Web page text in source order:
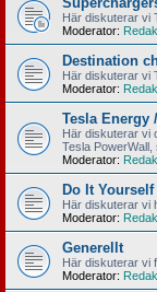
Här diskuterar vi
Moderator:
Destination
Här diskuterar vi
Moderator:
Tesla Energy
Här diskuterar vi
Tesla PowerWall,
Moderator:
Do It Yourself
Här diskuterar vi
Moderator:
Generellt
Här diskuterar vi
Moderator: